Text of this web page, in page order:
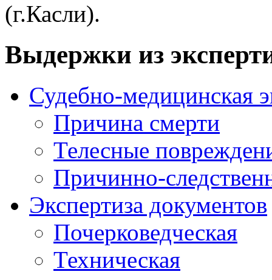
(г.Касли).
Выдержки из
Судебно-медицинская
Причина смерти
Телесные
Причинно-
Экспертиза документов
Почерковедческая
Техническая